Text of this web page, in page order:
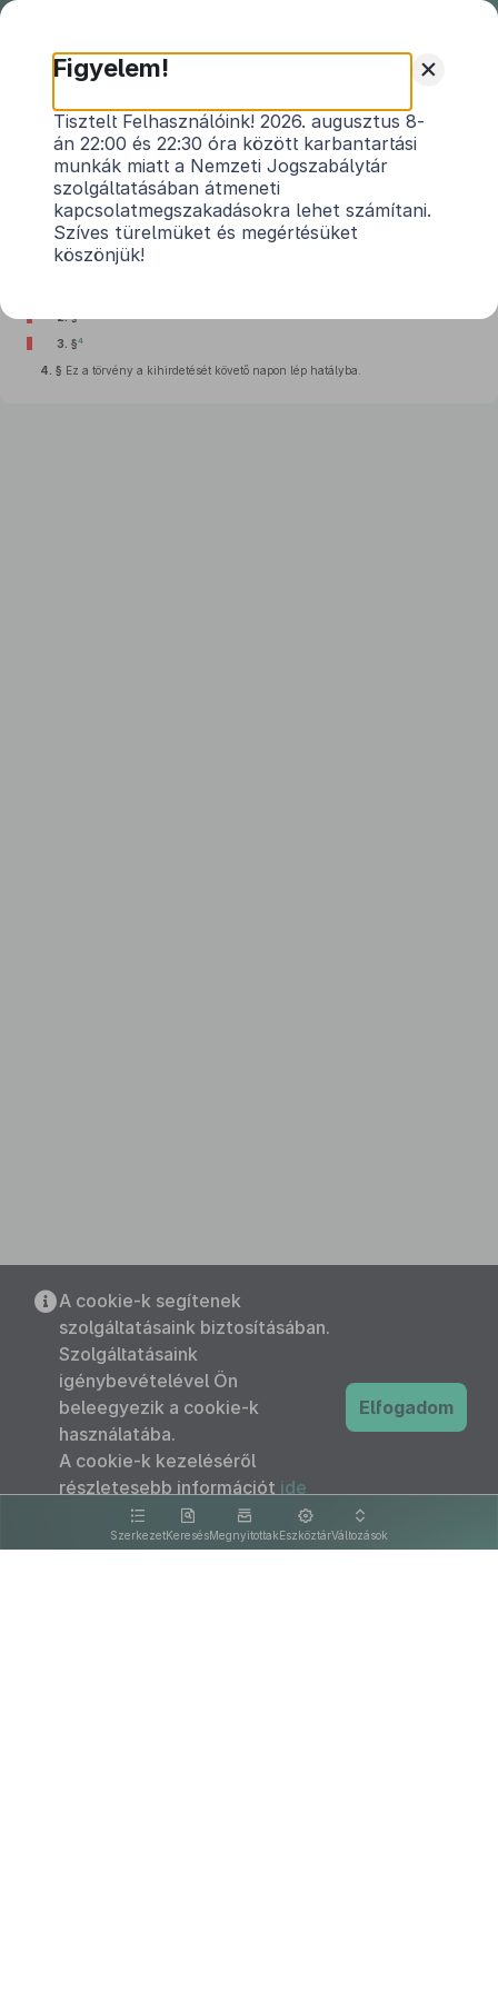
2011. évi LIV. törvény
a sportról szóló2004. évi I. törvény
módosításáról1
Hatályos: 2011. 06. 02. – 2012. 06. 26.
2. §
3. §4
4. § Ez a törvény a kihirdetését követő napon lép hatályba.
SzerkezetKeresésMegnyitottakEszköztárVáltozások
A cookie-k segítenek
szolgáltatásaink biztosításában.
Szolgáltatásaink
igénybevételével Ön
beleegyezik a cookie-k
használatába.
A cookie-k kezeléséről
részletesebb információt ide
kattintva olvashat.
Elfogadom
+
Figyelem!
Tisztelt Felhasználóink! 2026. augusztus 8-
án 22:00 és 22:30 óra között karbantartási
munkák miatt a Nemzeti Jogszabálytár
szolgáltatásában átmeneti
kapcsolatmegszakadásokra lehet számítani.
Szíves türelmüket és megértésüket
köszönjük!